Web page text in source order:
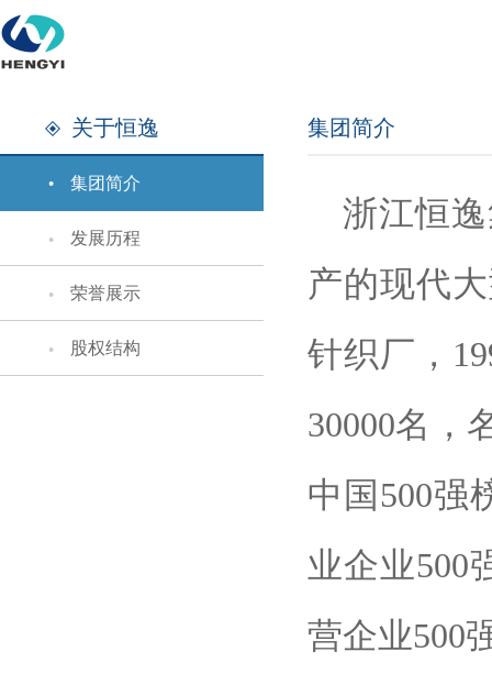
关于恒逸
集团简介
发展历程
荣誉展示
股权结构
集团简介
浙江恒
产的现代
针织厂，
30000名，
中国500强
业企业500
营企业500